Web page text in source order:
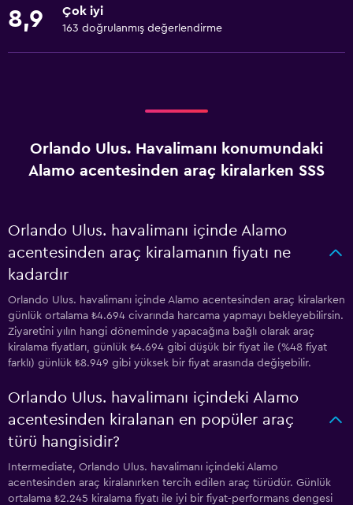
8,9 Çok iyi
163 doğrulanmış değerlendirme
Orlando Ulus. Havalimanı konumundaki
Alamo acentesinden araç kiralarken SSS
Orlando Ulus. havalimanı içinde Alamo
acentesinden araç kiralamanın fiyatı ne
kadardır
Orlando Ulus. havalimanı içinde Alamo acentesinden araç kiralarken
günlük ortalama ₺4.694 civarında harcama yapmayı bekleyebilirsin.
Ziyaretini yılın hangi döneminde yapacağına bağlı olarak araç
kiralama fiyatları, günlük ₺4.694 gibi düşük bir fiyat ile (%48 fiyat
farklı) günlük ₺8.949 gibi yüksek bir fiyat arasında değişebilir.
Orlando Ulus. havalimanı içindeki Alamo
acentesinden kiralanan en popüler araç
türü hangisidir?
Intermediate, Orlando Ulus. havalimanı içindeki Alamo
acentesinden araç kiralanırken tercih edilen araç türüdür. Günlük
ortalama ₺2.245 kiralama fiyatı ile iyi bir fiyat-performans dengesi